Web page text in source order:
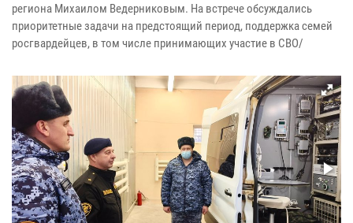
региона Михаилом Ведерниковым. На встрече обсуждались
приоритетные задачи на предстоящий период, поддержка семей
росгвардейцев, в том числе принимающих участие в СВО/